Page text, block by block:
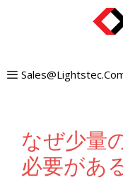
ン
なぜ少量
必要があ